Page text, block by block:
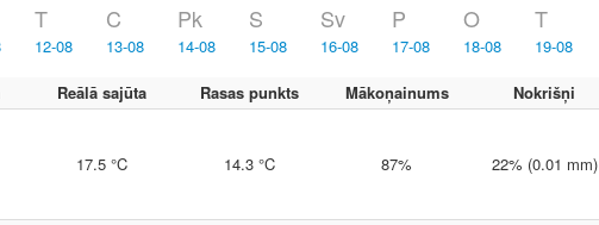
T
12-08
C
13-08
Pk
14-08
S
15-08
Sv
16-08
P
17-08
O
18-08
T
19-08
Reālā sajūta Rasas punkts Mākoņainums Nokrišņi
17.5 °C 14.3 °C 87% 22% (0.01 mm)